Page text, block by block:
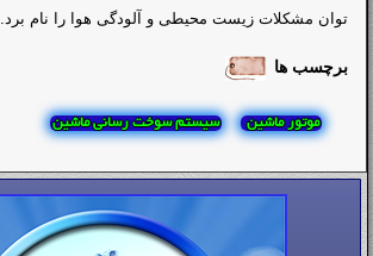
توان مشکلات زیست محیطی و آلودگی هوا را نام برد.
برچسب ها
موتور ماشین سیستم سوخت رسانی ماشین